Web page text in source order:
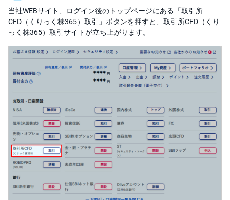
i
D
e
C
o
当社WEBサイト、ログイン後のトップページにある「取引所
CFD（くりっく株365）取引」ボタンを押すと、取引所CFD（くり
っく株365）取引サイトが立ち上がります。